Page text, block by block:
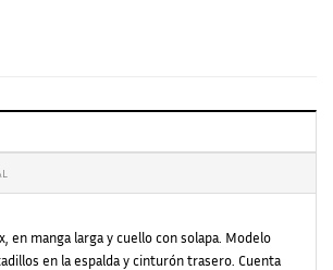
en manga larga y cuello con solapa. Modelo
en la espalda y cinturón trasero. Cuenta